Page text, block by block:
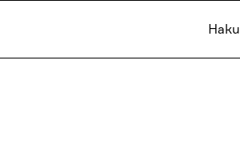
Haku